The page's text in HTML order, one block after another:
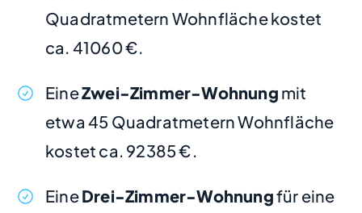
Quadratmetern Wohnfläche kostet
ca. 41060 €.
EineZwei-Zimmer-Wohnung mit
etwa 45 Quadratmetern Wohnfläche
kostet ca. 92385 €.
EineDrei-Zimmer-Wohnungfür eine